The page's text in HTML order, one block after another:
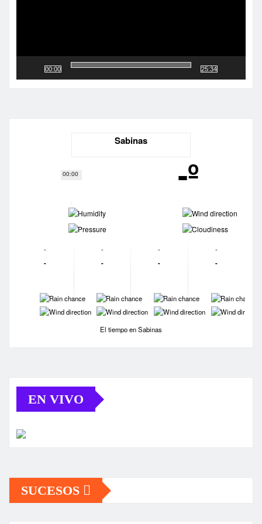
00:00
00:00
25:34
Sabinas
-º
-
-
-
-
-
-
-
-
-
-
-
-
-
-
-
-
-
-
-
-
El tiempo en Sabinas
EN VIVO
SUCESOS